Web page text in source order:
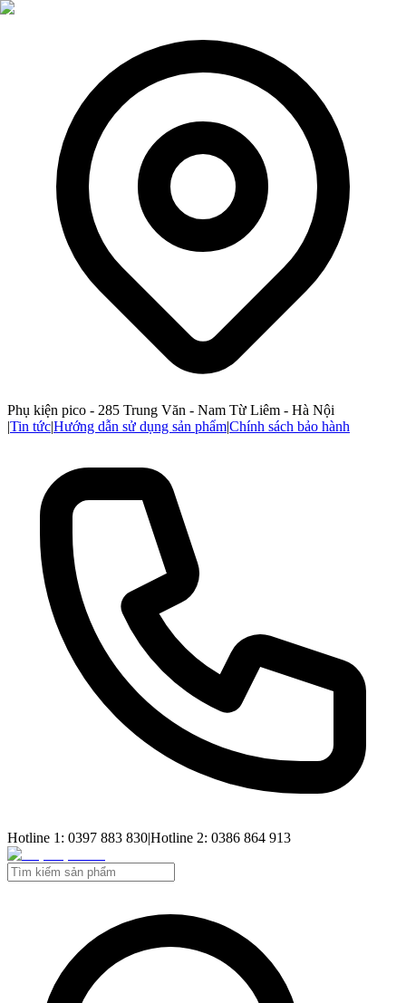
Phụ kiện pico - 285 Trung Văn - Nam Từ Liêm - Hà Nội
|Tin tức|Hướng dẫn sử dụng sản phẩm|Chính sách bảo hành
Hotline 1: 0397 883 830|Hotline 2: 0386 864 913